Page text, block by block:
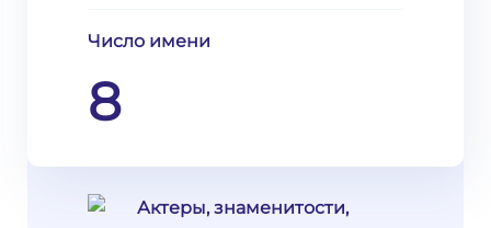
Число имени
8
Актеры, знаменитости,